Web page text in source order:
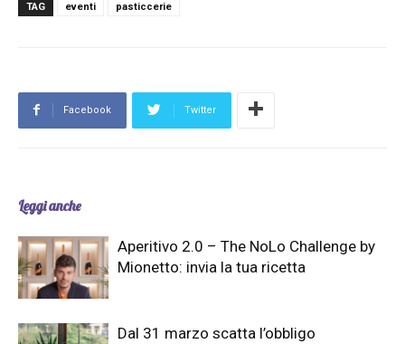
TAG eventi pasticcerie
Facebook Twitter
Leggi anche
Aperitivo 2.0 – The NoLo Challenge by
Mionetto: invia la tua ricetta
Dal 31 marzo scatta l’obbligo